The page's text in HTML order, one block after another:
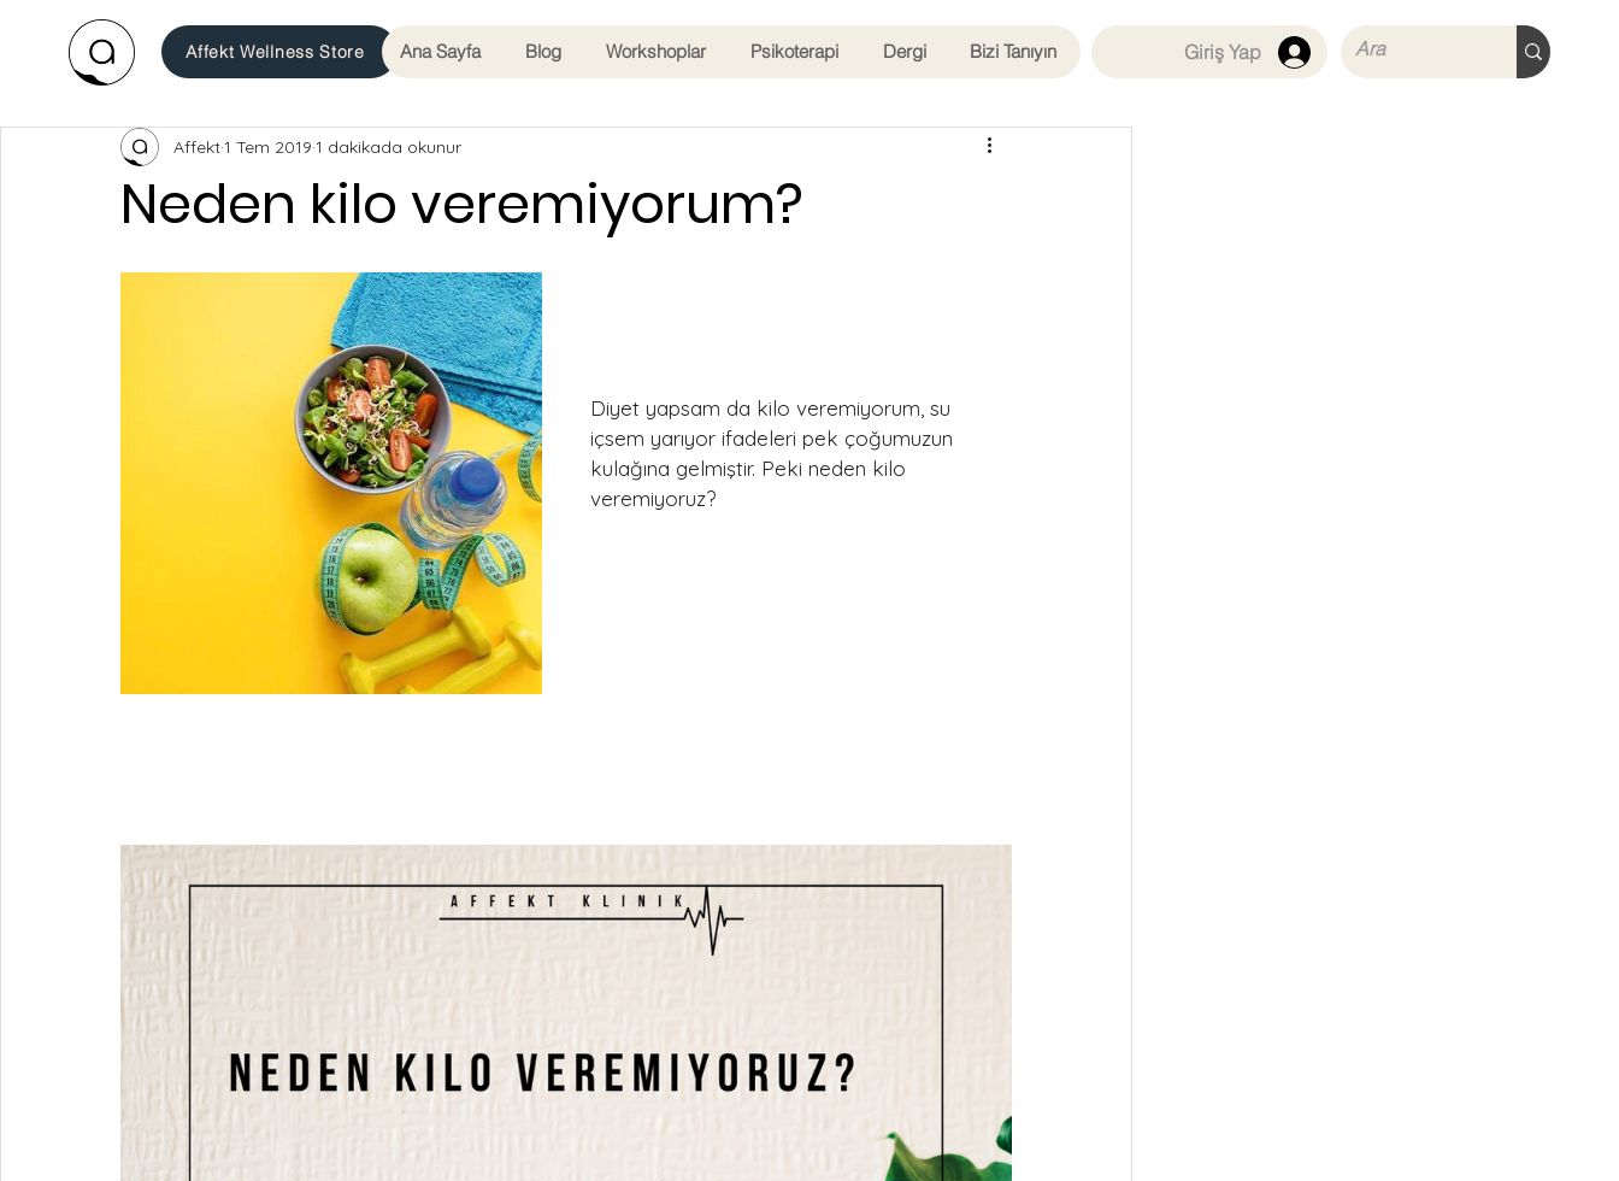
Affekt Wellness Store Ana Sayfa Blog Workshoplar Psikoterapi Dergi Bizi Tanıyın Giriş Yap
Neden kilo veremiyorum?
Affekt1 Tem 2019 1 dakikada okunur
Diyet yapsam da kilo veremiyorum, su
içsem yarıyor ifadeleri pek çoğumuzun
kulağına gelmiştir. Peki neden kilo
veremiyoruz?